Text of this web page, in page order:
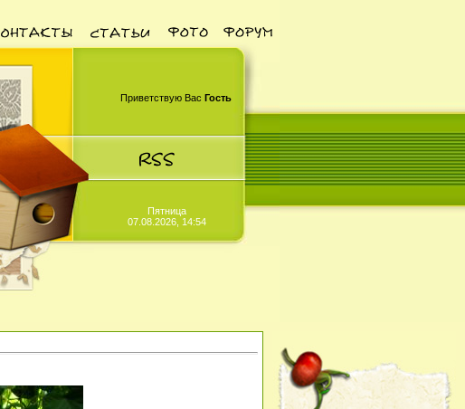
Приветствую Вас Гость
Пятница
07.08.2026, 14:54